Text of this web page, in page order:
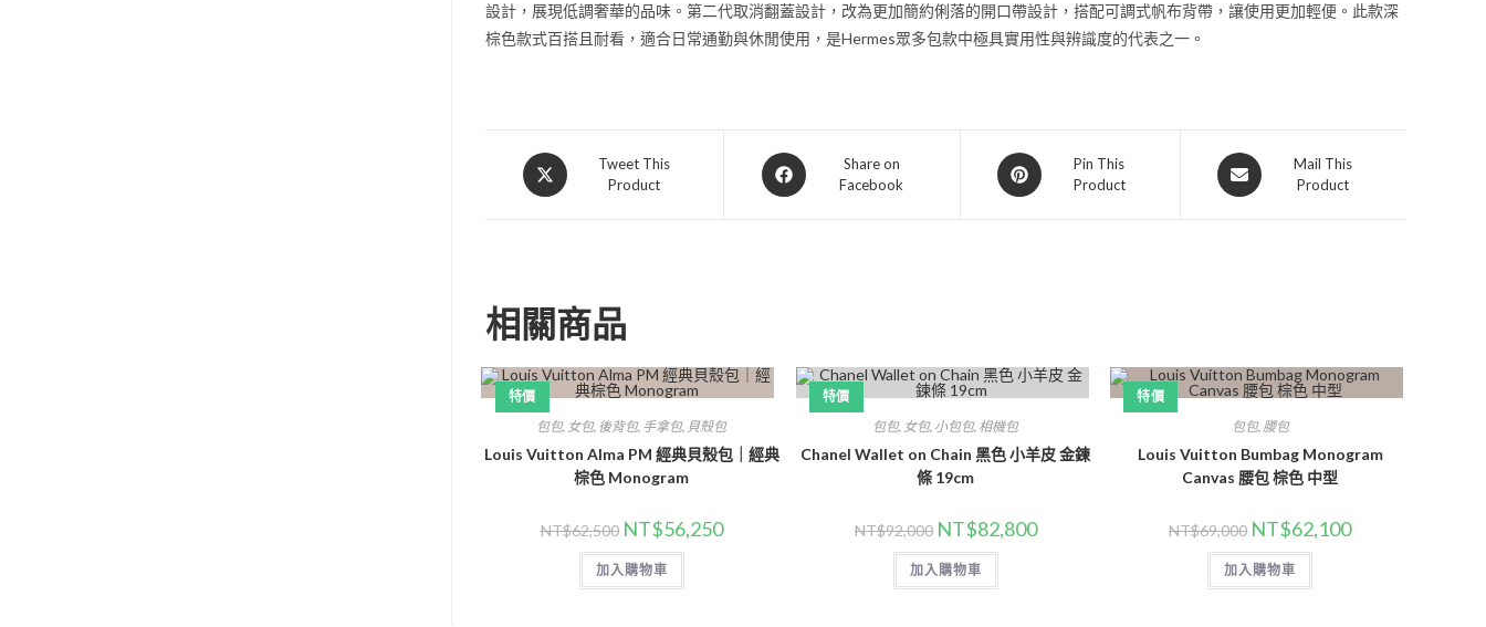
設計，展現低調奢華的品味。第二代取消翻蓋設計，改為更加簡約俐落的開口帶設計，搭配可調式帆布背帶，讓使用更加輕便。此款深
棕色款式百搭且耐看，適合日常通勤與休閒使用，是Hermes眾多包款中極具實用性與辨識度的代表之一。
Tweet This
Product
Share on
Facebook
Pin This
Product
Mail This
Product
相關商品
特價
包包, 女包, 後背包, 手拿包, 貝殼包
Louis Vuitton Alma PM 經典貝殼包｜經典
棕色 Monogram
NT$62,500 NT$56,250
加入購物車
特價
包包, 女包, 小包包, 相機包
Chanel Wallet on Chain 黑色 小羊皮 金鍊
條 19cm
NT$92,000 NT$82,800
加入購物車
特價
包包,腰包
Louis Vuitton Bumbag Monogram
Canvas 腰包 棕色 中型
NT$69,000 NT$62,100
加入購物車